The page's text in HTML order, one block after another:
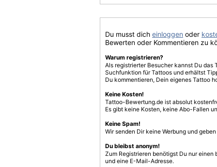
Du musst dich einloggen oder
Bewerten oder Kommentieren zu
Warum registrieren?
Als registrierter Besucher kannst Du
Suchfunktion für Tattoos und erhältst
Du kommentieren, Dein eigenes Tattoo
Keine Kosten!
Tattoo-Bewertung.de ist absolut
Es gibt keine Kosten, keine Abo-Fallen
Keine Spam!
Wir senden Dir keine Werbung und
Du bleibst anonym!
Zum Registrieren benötigst Du nur einen
und eine E-Mail-Adresse.